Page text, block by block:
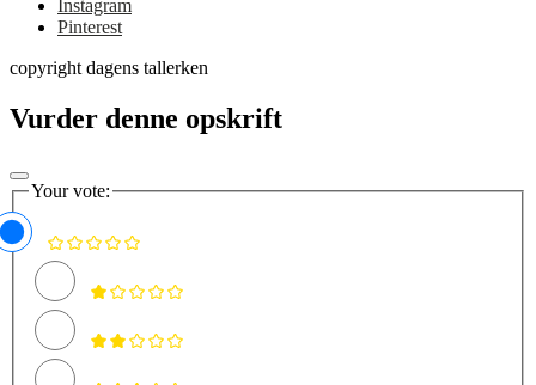
Instagram
Pinterest
copyright dagens tallerken
Vurder denne opskrift
Your vote: